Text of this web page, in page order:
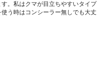
。私はクマが目立ちやすいタイプ
う時はコンシーラー無しでも大丈